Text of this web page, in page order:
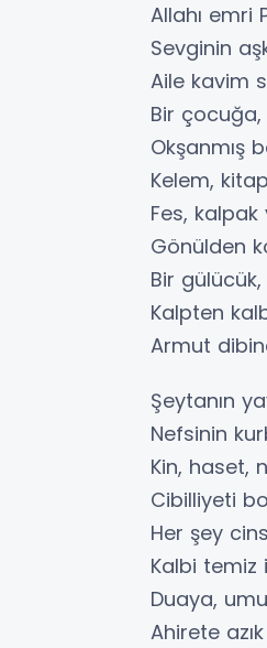
Allahı emri
Sevginin
Aile kavim
Bir
Okşanmış
Kelem,
Fes,
Gönülden
Bir
Kalpten
Armut
Şeytanın
Nefsinin
Kin, haset,
Cibilliyeti
Her şey
Kalbi temiz
Duaya,
Ahirete